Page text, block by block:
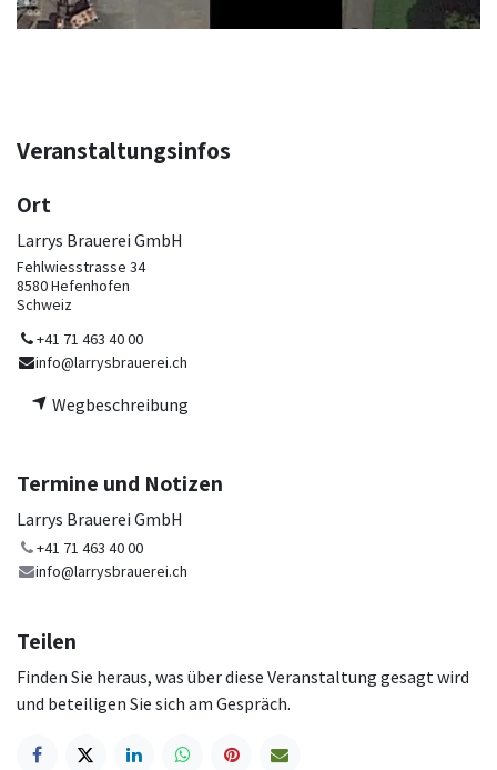
Veranstaltungsinfos
Ort
Larrys Brauerei GmbH
Fehlwiesstrasse 34
8580 Hefenhofen
Schweiz
+41 71 463 40 00
info@larrysbrauerei.ch
Wegbeschreibung
Termine und Notizen
Larrys Brauerei GmbH
+41 71 463 40 00
info@larrysbrauerei.ch
Teilen
Finden Sie heraus, was über diese Veranstaltung gesagt wird
und beteiligen Sie sich am Gespräch.